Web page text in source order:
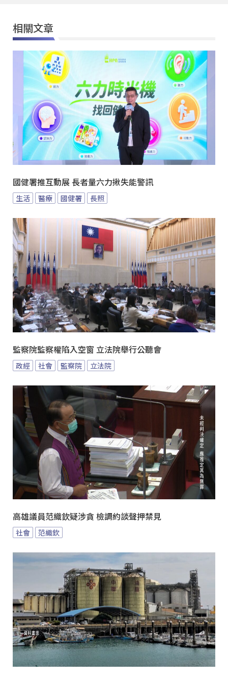
相關文章
國健署推互動展 長者量六力揪失能警訊
生活 醫療 國健署 長照
監察院監察權陷入空窗 立法院舉行公聽會
政經 社會 監察院 立法院
高雄議員范織欽疑涉貪 檢調約談聲押禁見
社會 范織欽